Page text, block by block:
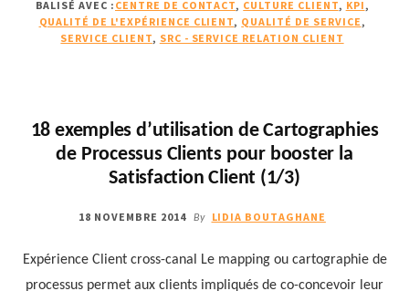
LE
LIVRE
BENCHMARK
DES
KPI
BALISÉ AVEC : CENTRE DE CONTACT, CULTURE CLIENT, KPI ,
QUALITÉ DE L'EXPÉRIENCE CLIENT, QUALITÉ DE SERVICE ,
SERVICE CLIENT, SRC - SERVICE RELATION CLIENT
18 exemples d’utilisation de Cartographies
de Processus Clients pour booster la
Satisfaction Client (1/3)
18 NOVEMBRE 2014 By LIDIA BOUTAGHANE
Expérience Client cross-canal Le mapping ou cartographie de
processus permet aux clients impliqués de co-concevoir leur